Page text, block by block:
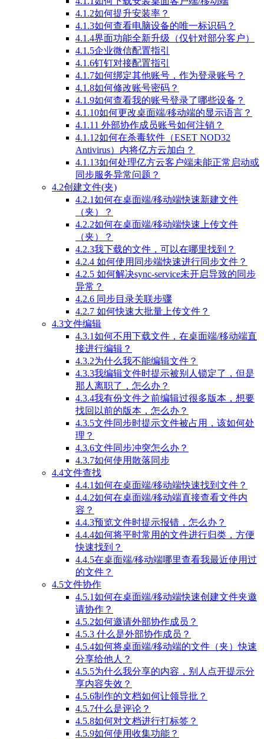
4.1.2如何提升安装率？
4.1.3如何查看电脑设备的唯一标识码？
4.1.4界面功能全新升级（仅针对部分客户）
4.1.5企业微信配置指引
4.1.6钉钉对接配置指引
4.1.7如何绑定其他账号，作为登录账号？
4.1.8如何修改账号密码？
4.1.9如何查看我的账号登录了哪些设备？
4.1.10如何更改桌面端/移动端的显示语言？
4.1.11 外部协作成员账号如何注销？
4.1.12如何在杀毒软件（ESET NOD32
Antivirus）内将亿方云加白？
4.1.13如何处理亿方云客户端未能正常启动或
同步服务异常问题？
4.2创建文件(夹)
4.2.1如何在桌面端/移动端快速新建文件
（夹）？
4.2.2如何在桌面端/移动端快速上传文件
（夹）？
4.2.3我下载的文件，可以在哪里找到？
4.2.4 如何使用同步端快速进行同步文件？
4.2.5 如何解决sync-service未开启导致的同步
异常？
4.2.6 同步目录关联步骤
4.2.7 如何快速大批量上传文件？
4.3文件编辑
4.3.1如何不用下载文件，在桌面端/移动端直
接进行编辑？
4.3.2为什么我不能编辑文件？
4.3.3我编辑文件时提示被别人锁定了，但是
那人离职了，怎么办？
4.3.4我有份文件之前编辑过很多版本，想要
找回以前的版本，怎么办？
4.3.5文件同步时提示文件被占用，该如何处
理？
4.3.6文件同步冲突怎么办？
4.3.7如何使用散落同步
4.4文件查找
4.4.1如何在桌面端/移动端快速找到文件？
4.4.2如何在桌面端/移动端直接查看文件内
容？
4.4.3预览文件时提示报错，怎么办？
4.4.4如何将平时常用的文件进行归类，方便
快速找到？
4.4.5在桌面端/移动端哪里查看我最近使用过
的文件？
4.5文件协作
4.5.1如何在桌面端/移动端快速创建文件夹邀
请协作？
4.5.2如何邀请外部协作成员？
4.5.3 什么是外部协作成员？
4.5.4如何将桌面端/移动端的文件（夹）快速
分享给他人？
4.5.5为什么我分享的内容，别人点开提示分
享内容失效？
4.5.6制作的文档如何让领导批？
4.5.7什么是评论？
4.5.8如何对文档进行打标签？
4.5.9如何使用收集功能？